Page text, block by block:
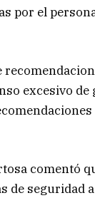
por el
excesivo
comentó
de seguridad